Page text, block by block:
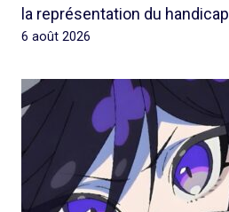
la représentation du handicap
6 août 2026